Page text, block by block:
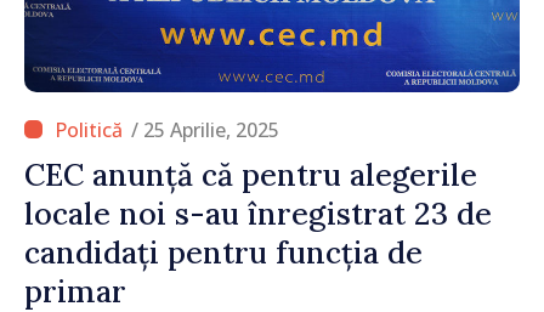
/ 25 Aprilie, 2025
CEC anunță că pentru alegerile
locale noi s-au înregistrat 23 de
candidați pentru funcția de
primar